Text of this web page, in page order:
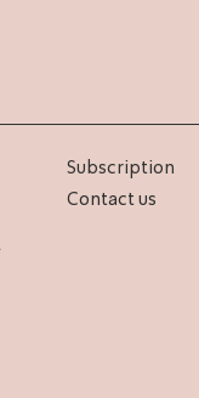
Subscription
Contact us